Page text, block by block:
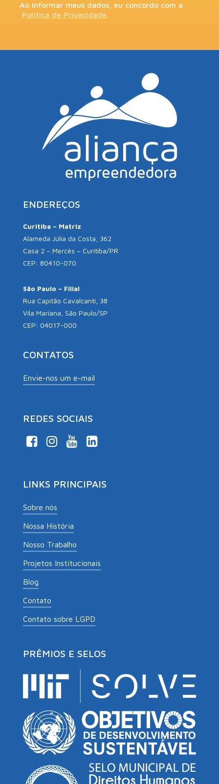
Ao informar meus dados, eu concordo com a
Política de Privacidade.
ENDEREÇOS
Curitiba – Matriz
Alameda Júlia da Costa, 362
Casa 2 – Mercês – Curitiba/PR
CEP: 80410-070
São Paulo – Filial
Rua Capitão Cavalcanti, 38
Vila Mariana, São Paulo/SP
CEP: 04017-000
CONTATOS
Envie-nos um e-mail
REDES SOCIAIS
LINKS PRINCIPAIS
Sobre nós
Nossa História
Nosso Trabalho
Projetos Institucionais
Blog
Contato
Contato sobre LGPD
PRÊMIOS E SELOS